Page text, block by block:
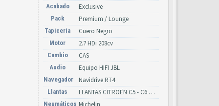
Acabado Exclusive
Pack Premium / Lounge
Tapicería Cuero Negro
Motor 2.7 HDi 208cv
Cambio CAS
Audio Equipo HIFI JBL
Navegador Navidrive RT4
Llantas LLANTAS CITROËN C5 - C6 AÑOS 2000-2010 (Y CATÁLOGO CITROËN)
Neumáticos Michelin